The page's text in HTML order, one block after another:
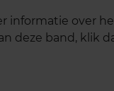
informatie over
deze band, klik